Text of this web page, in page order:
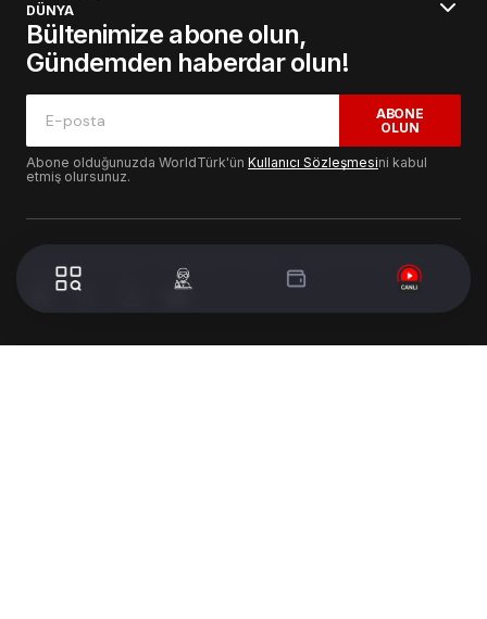
DÜNYA
Bültenimize abone olun,
Gündemden haberdar olun!
ABONE
OLUN
Abone olduğunuzda WorldTürk'ün Kullanıcı Sözleşmesini kabul
etmiş olursunuz.
© 2024 WorldTurk. Tüm Hakları Saklıdır. - Tasarım & Geliştirme :
Volion's